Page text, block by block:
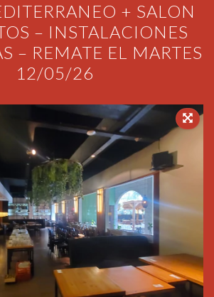
+ SALON
– INSTALACIONES
– REMATE EL MARTES
12/05/26